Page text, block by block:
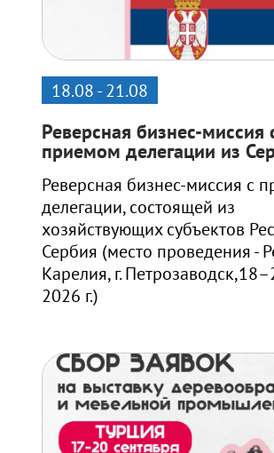
18.08 - 21.08
Реверсная бизнес-миссия
приемом делегации из
Реверсная бизнес-миссия с
делегации, состоящей из
хозяйствующих субъектов
Сербия (место проведения -
Карелия, г.
2026 г.)